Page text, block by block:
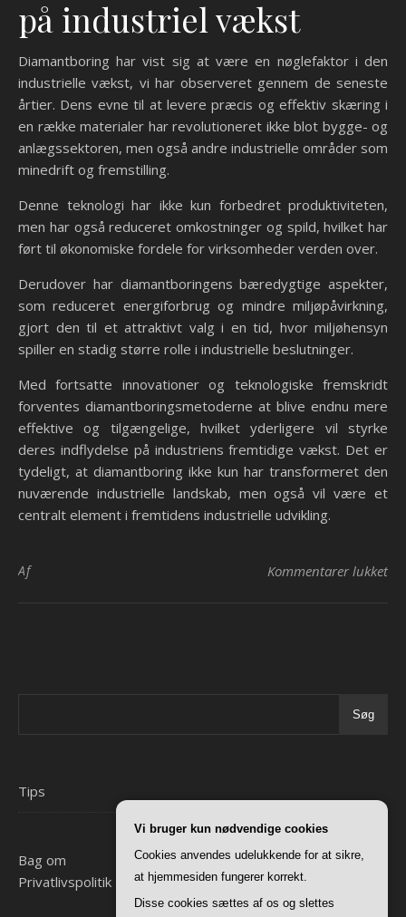
på industriel vækst
Diamantboring har vist sig at være en nøglefaktor i den
industrielle vækst, vi har observeret gennem de seneste
årtier. Dens evne til at levere præcis og effektiv skæring i
en række materialer har revolutioneret ikke blot bygge- og
anlægssektoren, men også andre industrielle områder som
minedrift og fremstilling.
Denne teknologi har ikke kun forbedret produktiviteten,
men har også reduceret omkostninger og spild, hvilket har
ført til økonomiske fordele for virksomheder verden over.
Derudover har diamantboringens bæredygtige aspekter,
som reduceret energiforbrug og mindre miljøpåvirkning,
gjort den til et attraktivt valg i en tid, hvor miljøhensyn
spiller en stadig større rolle i industrielle beslutninger.
Med fortsatte innovationer og teknologiske fremskridt
forventes diamantboringsmetoderne at blive endnu mere
effektive og tilgængelige, hvilket yderligere vil styrke
deres indflydelse på industriens fremtidige vækst. Det er
tydeligt, at diamantboring ikke kun har transformeret den
nuværende industrielle landskab, men også vil være et
centralt element i fremtidens industrielle udvikling.
Af Kommentarer lukkettil
Søg
Tips
Bag om
Privatlivspolitik
Vi bruger kun nødvendige cookies
Cookies anvendes udelukkende for at sikre,
at hjemmesiden fungerer korrekt.
Disse cookies sættes af os og slettes